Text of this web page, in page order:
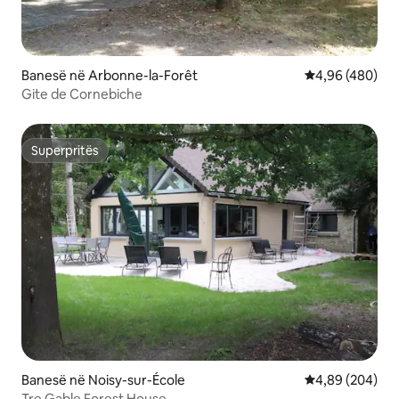
Banesë në Arbonne-la-Forêt Vlerësimi
4,96 (480)
Gite de Cornebiche
Superpritës
Superpritës
Banesë në Noisy-sur-École Vlerësimi
4,89 (204)